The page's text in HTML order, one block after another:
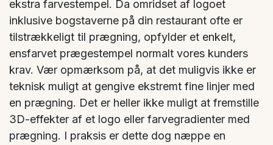
ekstra farvestempel. Da omridset af logoet
inklusive bogstaverne på din restaurant ofte er
tilstrækkeligt til prægning, opfylder et enkelt,
ensfarvet prægestempel normalt vores kunders
krav. Vær opmærksom på, at det muligvis ikke er
teknisk muligt at gengive ekstremt fine linjer med
en prægning. Det er heller ikke muligt at fremstille
3D-effekter af et logo eller farvegradienter med
prægning. I praksis er dette dog næppe en